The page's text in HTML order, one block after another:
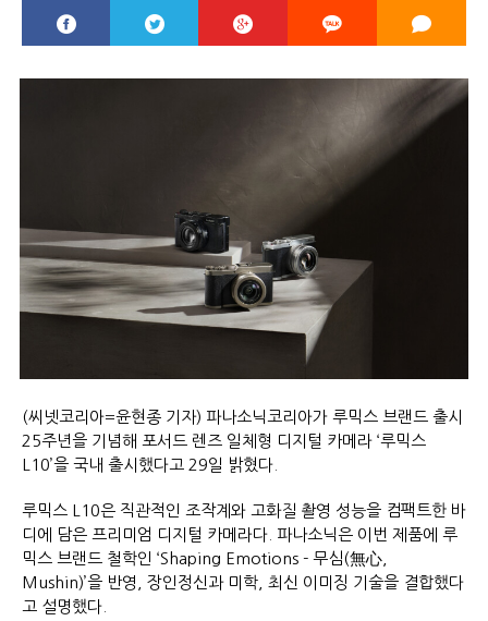
(씨넷코리아=윤현종 기자) 파나소닉코리아가 루믹스 브랜드 출시
25주년을 기념해 포서드 렌즈 일체형 디지털 카메라 ‘루믹스
L10’을 국내 출시했다고 29일 밝혔다.
루믹스 L10은 직관적인 조작계와 고화질 촬영 성능을 컴팩트한 바
디에 담은 프리미엄 디지털 카메라다. 파나소닉은 이번 제품에 루
믹스 브랜드 철학인 ‘Shaping Emotions - 무심(無心,
Mushin)’을 반영, 장인정신과 미학, 최신 이미징 기술을 결합했다
고 설명했다.